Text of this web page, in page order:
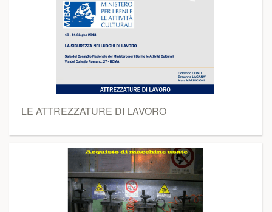
LE ATTREZZATURE DI LAVORO